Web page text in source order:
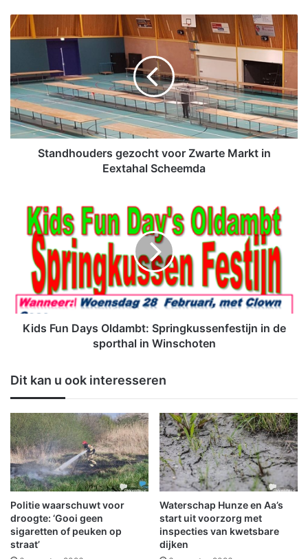
S
t
d
h
o
u
d
o
a
r
t
e
M
a
r
k
t
i
n
E
Standhouders gezocht voor Zwarte Markt in
Eextahal Scheemda
D
d
a
m
b
t
:
S
p
r
i
n
g
Kids Fun Days Oldambt: Springkussenfestijn in de
sporthal in Winschoten
Dit kan u ook interesseren
Politie waarschuwt voor
droogte: ‘Gooi geen
sigaretten of peuken op
straat’
Waterschap Hunze en Aa’s
start uit voorzorg met
inspecties van kwetsbare
dijken